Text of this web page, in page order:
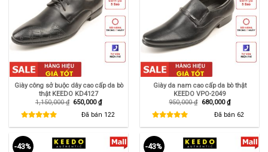
Giày công sở buộc dây cao cấp da bò
thật KEEDO KD4127
1,150,000₫ Giá
1,150,000 ₫.
650,000₫Giá
hiện
tại
là:
650,000 ₫.
Đã bán 122
Giày da nam cao cấp da bò thật
KEEDO VPO-2049
950,000₫ Giá
950,000 ₫.
680,000₫Giá
hiện
tại
là:
680,000 ₫.
Đã bán 62
-43% -43%